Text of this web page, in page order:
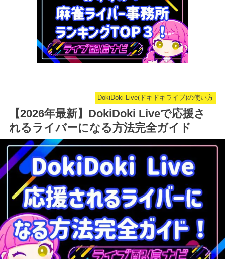
DokiDoki Live(ドキドキライブ)の使い方
【2026年最新】DokiDoki Liveで応援さ
れるライバーになる方法完全ガイド